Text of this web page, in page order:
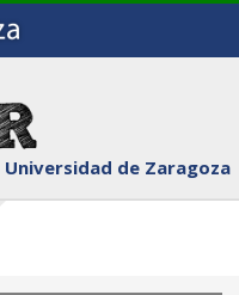
Universidad de Zaragoza